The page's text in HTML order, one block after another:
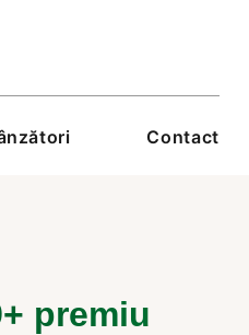
Contact
premiu